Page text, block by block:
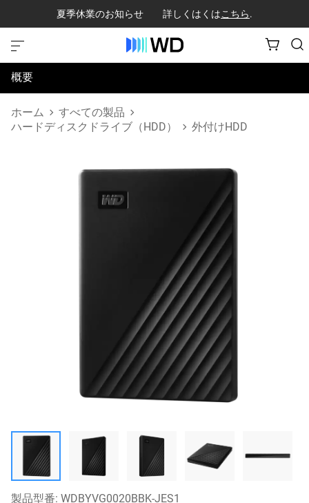
夏季休業のお知らせ 詳しくはくはこちら.
概要
仕様
ホーム
すべての製品
ハードディスクドライブ（HDD）
外付けHDD
製品型番: WDBYVG0020BBK-JES1